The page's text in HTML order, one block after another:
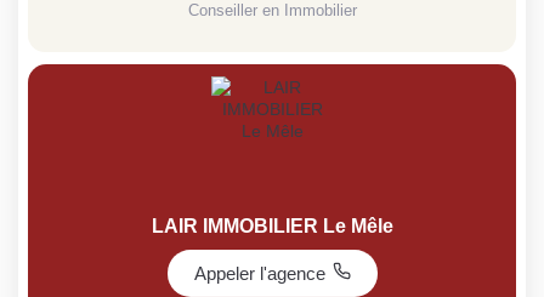
Conseiller en Immobilier
LAIR IMMOBILIER Le Mêle
Appeler l'agence